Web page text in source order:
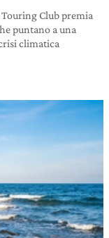
Club premia
puntano a una
climatica